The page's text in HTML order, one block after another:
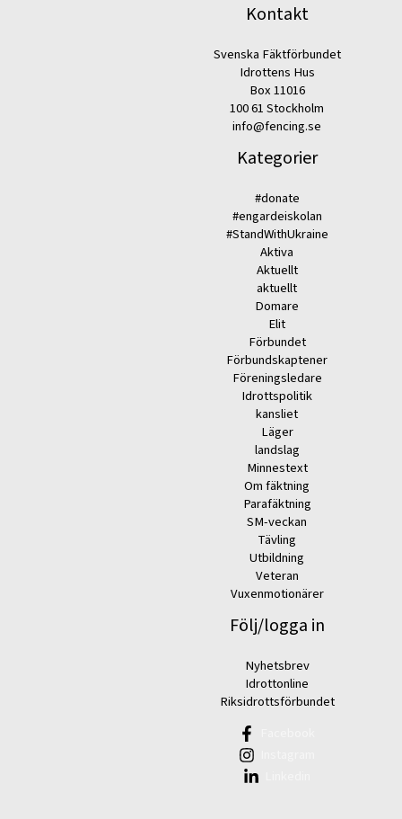
Kontakt
Svenska Fäktförbundet
Idrottens Hus
Box 11016
100 61 Stockholm
info@fencing.se
Kategorier
#donate
#engardeiskolan
#StandWithUkraine
Aktiva
Aktuellt
aktuellt
Domare
Elit
Förbundet
Förbundskaptener
Föreningsledare
Idrottspolitik
kansliet
Läger
landslag
Minnestext
Om fäktning
Parafäktning
SM-veckan
Tävling
Utbildning
Veteran
Vuxenmotionärer
Följ/logga in
Nyhetsbrev
Idrottonline
Riksidrottsförbundet